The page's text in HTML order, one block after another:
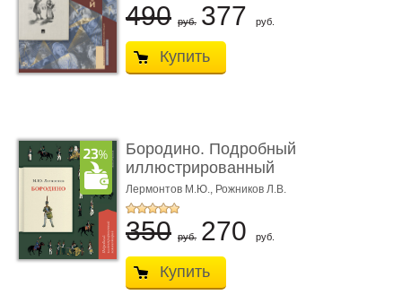
490 руб. 377 руб.
Купить
Бородино. Подробный
иллюстрированный
коммент� ...
Лермонтов М.Ю., Рожников Л.В.
350 руб. 270 руб.
Купить